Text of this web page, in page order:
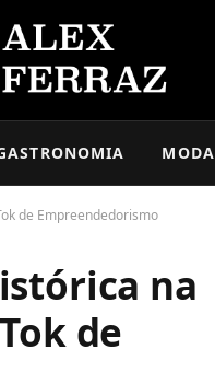
MODA
de Empreendedorismo
na
de